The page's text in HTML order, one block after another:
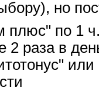
но
плюс" по 1
2 раза в